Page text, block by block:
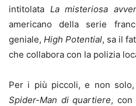
intitolata La misteriosa
americano della serie
geniale, High Potential, sa il
che collabora con la polizia
Per i più piccoli, e non
Spider-Man di quartiere, con